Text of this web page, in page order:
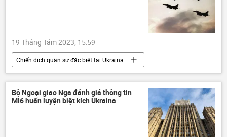
19 Tháng Tám 2023, 15:59
Chiến dịch quân sự đặc biệt tại Ukraina
Ukraina
Cuộc khủng hoảng ở Ukraina
viện trợ quân sự
F-16
Thế giới
xung đột quân sự
Bộ Ngoại giao Nga đánh giá thông tin
MI6 huấn luyện biệt kích Ukraina